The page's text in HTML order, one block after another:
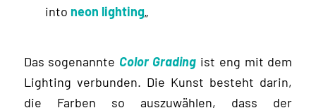
into neon lighting„
Das sogenannte Color Grading ist eng mit dem
Lighting verbunden. Die Kunst besteht darin,
die Farben so auszuwählen, dass der